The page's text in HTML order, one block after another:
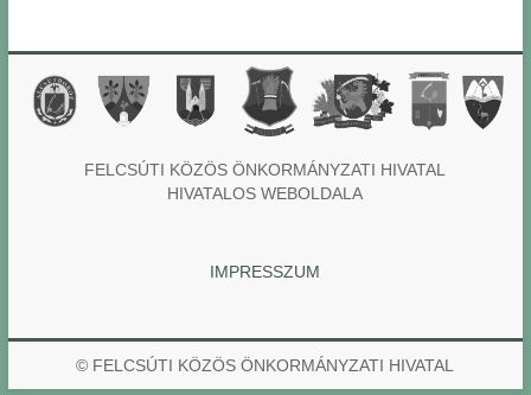
FELCSÚTI KÖZÖS ÖNKORMÁNYZATI HIVATAL
HIVATALOS WEBOLDALA
IMPRESSZUM
© FELCSÚTI KÖZÖS ÖNKORMÁNYZATI HIVATAL